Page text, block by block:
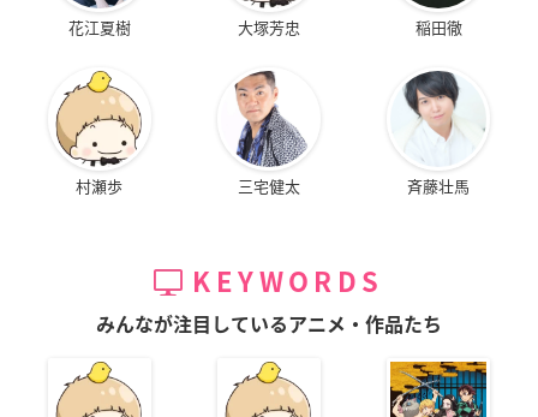
花江夏樹 大塚芳忠 稲田徹
村瀬歩 三宅健太 斉藤壮馬
KEYWORDS
みんなが注目しているアニメ・作品たち